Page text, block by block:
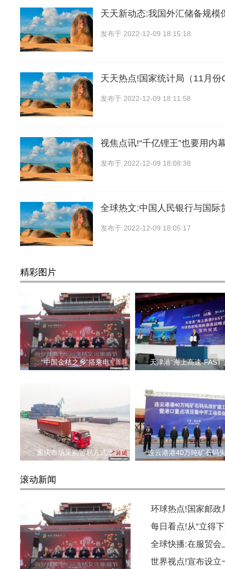
天天新动态:我国外汇储备规模
发布于 2022-12-09 18:15:18
天天热点!国家统计局（11月份
发布于 2022-12-09 18:11:58
视焦点讯!“千亿锂王”也要用内
发布于 2022-12-09 18:08:38
全球热文:中国人民银行与国际
发布于 2022-12-09 18:05:17
精彩图片
“中国金桔之乡”搭乘电 天津港“海上高速-
重庆市场采购贸易方式出 连云港港40万吨矿石码
滚动新闻
环球热点!国家邮政
每日看点!从“立得
全球快播:在服贸会
世界视点!宣布设立